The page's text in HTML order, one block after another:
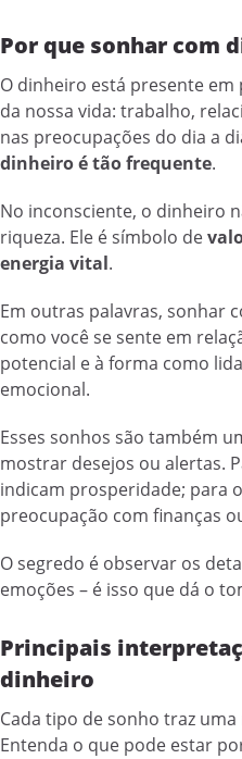
Por que sonhar com
O dinheiro está presente
da nossa vida: trabalho,
nas preocupações do dia a
dinheiro é tão frequente.
No inconsciente, o dinheiro
riqueza. Ele é símbolo de
energia vital.
Em outras palavras, sonhar
como você se sente em
potencial e à forma como
emocional.
Esses sonhos são também
mostrar desejos ou alertas.
indicam prosperidade; para
preocupação com finanças
O segredo é observar os
emoções – é isso que dá o
Principais
dinheiro
Cada tipo de sonho traz
Entenda o que pode estar